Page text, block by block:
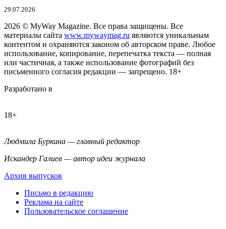
29.07.2026
2026 © MyWay Magazine. Все права защищены. Все
материалы сайта www.mywaymag.ru являются уникальным
контентом и охраняются законом об авторском праве. Любое
использование, копирование, перепечатка текста — полная
или частичная, а также использование фотографий без
письменного согласия редакции — запрещено. 18+
Разработано в
18+
Людмила Буркина — главный редактор
Искандер Галиев — автор идеи журнала
Архив выпусков
Письмо в редакцию
Реклама на сайте
Пользовательское соглашение